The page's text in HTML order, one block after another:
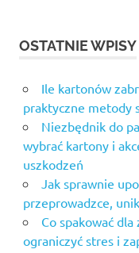
OSTATNIE WPISY
Ile kartonów
praktyczne metody
Niezbędnik do
wybrać kartony i
uszkodzeń
Jak sprawnie
przeprowadzce,
Co spakować
ograniczyć stres i